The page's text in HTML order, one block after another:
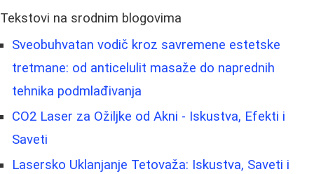
Tekstovi na srodnim blogovima
Sveobuhvatan vodič kroz savremene estetske
tretmane: od anticelulit masaže do naprednih
tehnika podmlađivanja
CO2 Laser za Ožiljke od Akni - Iskustva, Efekti i
Saveti
Lasersko Uklanjanje Tetovaža: Iskustva, Saveti i